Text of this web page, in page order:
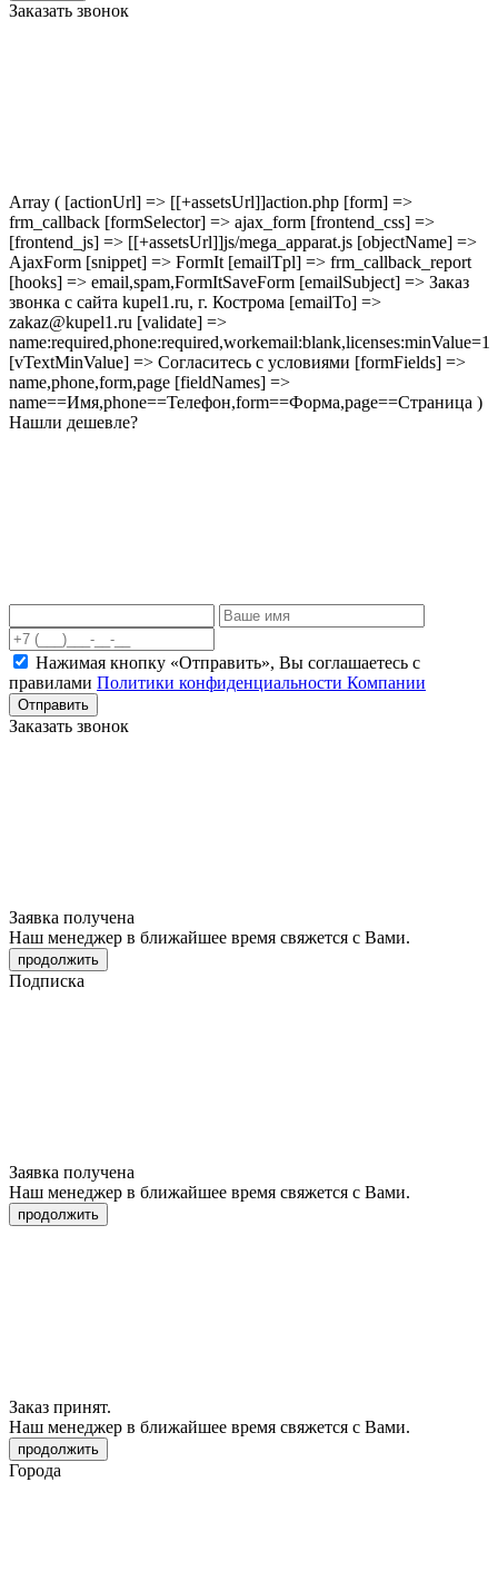
Заказать звонок
Array ( [actionUrl] => [[+assetsUrl]]action.php [form] =>
frm_callback [formSelector] => ajax_form [frontend_css] =>
[frontend_js] => [[+assetsUrl]]js/mega_apparat.js [objectName] =>
AjaxForm [snippet] => FormIt [emailTpl] => frm_callback_report
[hooks] => email,spam,FormItSaveForm [emailSubject] => Заказ
звонка с сайта kupel1.ru, г. Кострома [emailTo] =>
zakaz@kupel1.ru [validate] =>
name:required,phone:required,workemail:blank,licenses:minValue=1
[vTextMinValue] => Согласитесь с условиями [formFields] =>
name,phone,form,page [fieldNames] =>
name==Имя,phone==Телефон,form==Форма,page==Страница )
Нашли дешевле?
Нажимая кнопку «Отправить», Вы соглашаетесь c
правилами Политики конфиденциальности Компании
Отправить
Заказать звонок
Заявка получена
Наш менеджер в ближайшее время свяжется с Вами.
продолжить
Подписка
Заявка получена
Наш менеджер в ближайшее время свяжется с Вами.
продолжить
Заказ принят.
Наш менеджер в ближайшее время свяжется с Вами.
продолжить
Города